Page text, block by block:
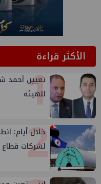
الأكثر قراءة1
تعيين أحمد
للهيئة
2
خلال أيام:
لشركات قطاع